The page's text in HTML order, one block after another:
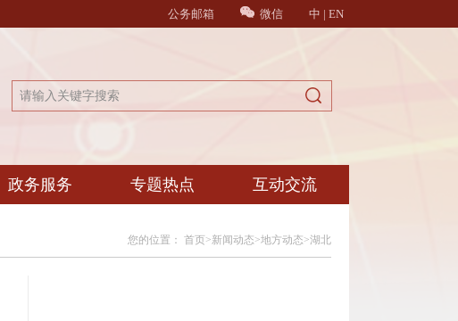
公务邮箱 微信 中 | EN
政务服务 专题热点 互动交流
您的位置： 首页>新闻动态>地方动态>湖北